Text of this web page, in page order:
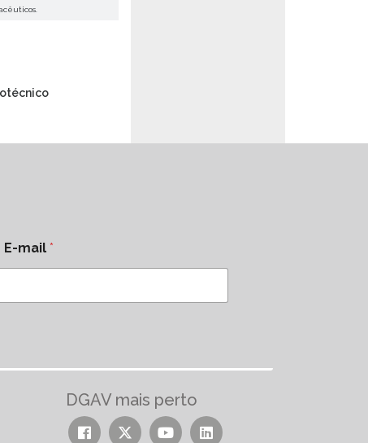
E-mail*
DGAV mais perto